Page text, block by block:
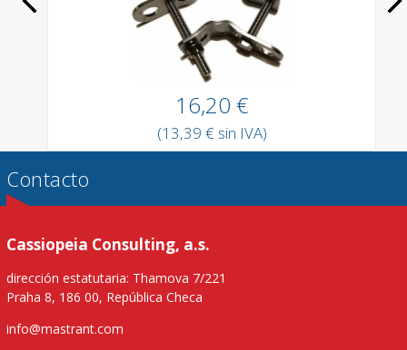
16,20 €
(13,39 € sin IVA)
Contacto
Cassiopeia Consulting, a.s.
dirección estatutaria: Thamova 7/221
Praha 8, 186 00, República Checa
info@mastrant.com